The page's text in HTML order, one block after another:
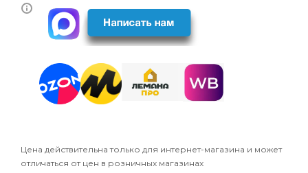
Цена действительна только для интернет-магазина и может
отличаться от цен в розничных магазинах